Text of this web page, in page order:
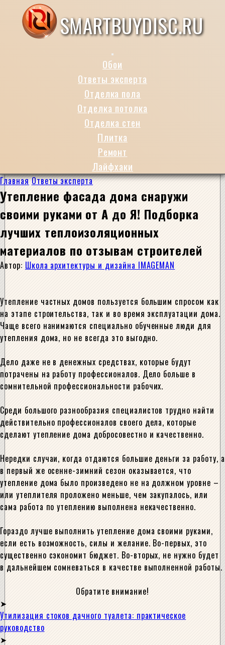
SMARTBUYDISC.RU
Обои
Ответы эксперта
Отделка пола
Отделка потолка
Отделка стен
Плитка
Ремонт
Лайфхаки
Главная Ответы эксперта
Утепление фасада дома снаружи
своими руками от А до Я! Подборка
лучших теплоизоляционных
материалов по отзывам строителей
Автор: Школа архитектуры и дизайна IMAGEMAN
Утепление частных домов пользуется большим спросом как
на этапе строительства, так и во время эксплуатации дома.
Чаще всего нанимаются специально обученные люди для
утепления дома, но не всегда это выгодно.
Дело даже не в денежных средствах, которые будут
потрачены на работу профессионалов. Дело больше в
сомнительной профессиональности рабочих.
Среди большого разнообразия специалистов трудно найти
действительно профессионалов своего дела, которые
сделают утепление дома добросовестно и качественно.
Нередки случаи, когда отдаются большие деньги за работу, а
в первый же осенне-зимний сезон оказывается, что
утепление дома было произведено не на должном уровне –
или утеплителя проложено меньше, чем закупалось, или
сама работа по утеплению выполнена некачественно.
Гораздо лучше выполнить утепление дома своими руками,
если есть возможность, силы и желание. Во-первых, это
существенно сэкономит бюджет. Во-вторых, не нужно будет
в дальнейшем сомневаться в качестве выполненной работы.
Обратите внимание!
Утилизация стоков дачного туалета: практическое
руководство